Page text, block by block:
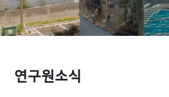
연구원소식